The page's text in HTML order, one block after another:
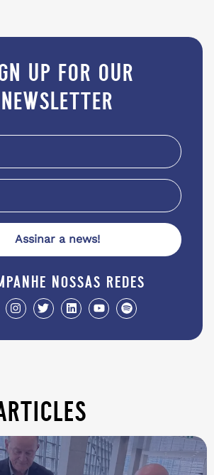
up for our
newsletter
Assinar a news!
nossas redes